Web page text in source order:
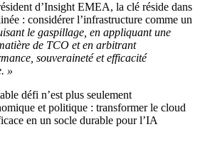
d’Insight EMEA, la clé réside dans
: considérer l’infrastructure comme un
le gaspillage, en appliquant une
de TCO et en arbitrant
souveraineté et efficacité
»
défi n’est plus seulement
et politique : transformer le cloud
en un socle durable pour l’IA